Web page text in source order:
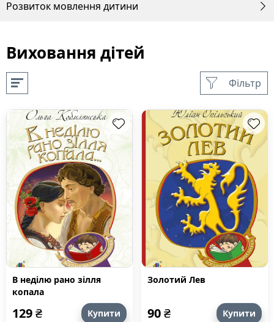
Розвиток мовлення дитини
Виховання дітей
Фільтр
В неділю рано зілля
копала
129₴ Купити
Золотий Лев
90₴ Купити